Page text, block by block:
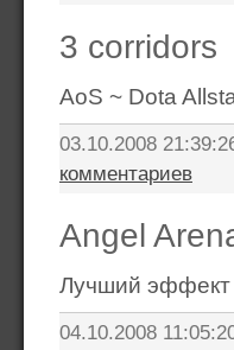
3 corridors
AoS ~ Dota
03.10.2008
комментариев
Angel
Лучший эффект
04.10.2008